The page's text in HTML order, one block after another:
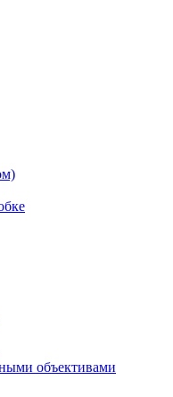
объективами